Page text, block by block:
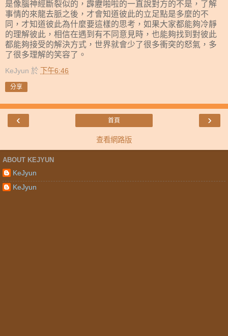
是像腦神經斷裂似的，霹靂啪啦的一直說對方的不是，了解
事情的來龍去脈之後，才會知道彼此的立足點是多麼的不
同，才知道彼此為什麼要這樣的思考，如果大家都能夠冷靜
的理解彼此，相信在遇到有不同意見時，也能夠找到對彼此
都能夠接受的解決方式，世界就會少了很多衝突的怒氣，多
了很多理解的笑容了。
KeJyun 於 下午6:46
分享
‹ ›
首頁
查看網路版
ABOUT KEJYUN
KeJyun
KeJyun